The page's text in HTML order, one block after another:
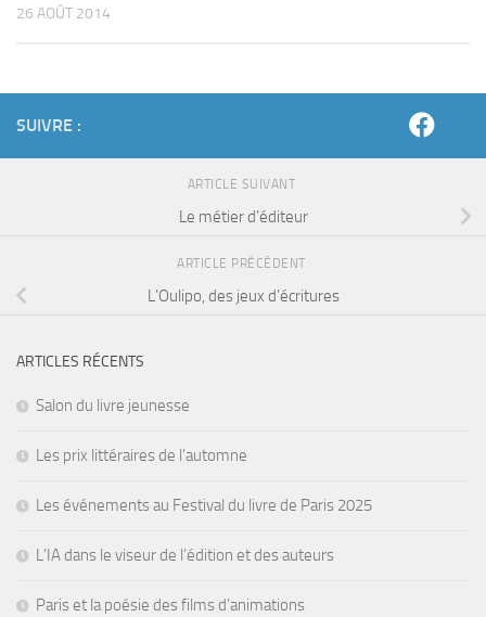
26 AOÛT 2014
SUIVRE :
ARTICLE SUIVANT
Le métier d’éditeur
ARTICLE PRÉCÉDENT
L’Oulipo, des jeux d’écritures
ARTICLES RÉCENTS
Salon du livre jeunesse
Les prix littéraires de l’automne
Les événements au Festival du livre de Paris 2025
L’IA dans le viseur de l’édition et des auteurs
Paris et la poésie des films d’animations